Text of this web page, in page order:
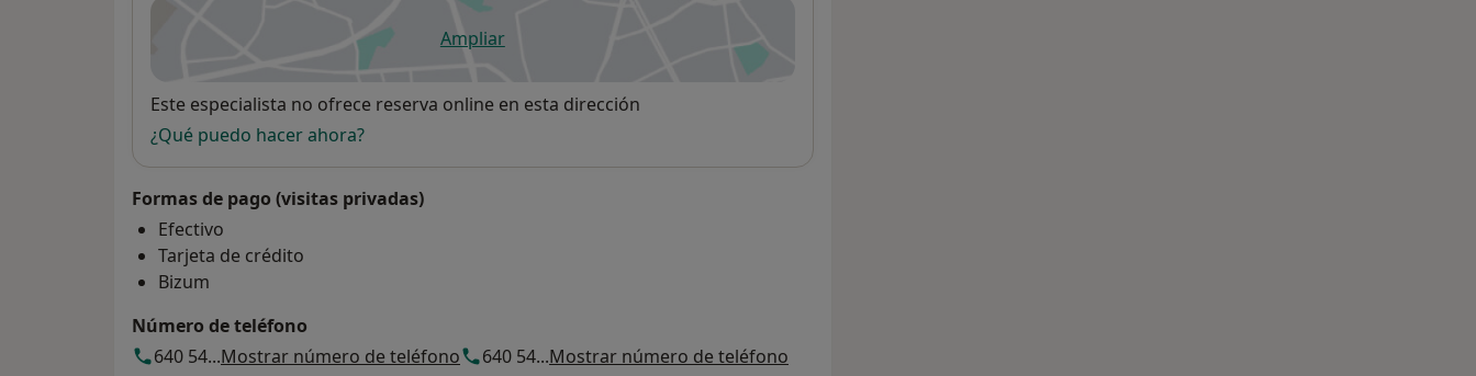
Ampliarse abre en una nueva pestaña
Disponibilidad
Este especialista no ofrece reserva online en esta dirección
¿Qué puedo hacer ahora?
Formas de pago (visitas privadas)
Efectivo
Tarjeta de crédito
Bizum
Número de teléfono
640 54...Mostrar número de teléfono 640 54...Mostrar número de teléfono